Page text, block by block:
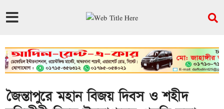
জৈন্তাপুরে মহান বিজয় দিবস ও শহীদ